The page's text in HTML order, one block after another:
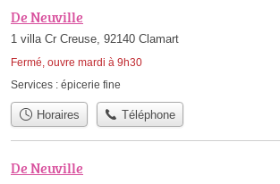
De Neuville
1 villa Cr Creuse, 92140 Clamart
Fermé, ouvre mardi à 9h30
Services : épicerie fine
Horaires Téléphone
De Neuville